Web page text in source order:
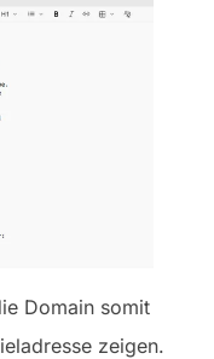
Domain somit
zeigen.